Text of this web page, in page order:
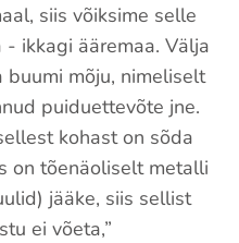
siis võiksime selle
ikkagi ääremaa. Välja
mõju, nimeliselt
puiduettevõte jne.
kohast on sõda
on tõenäoliselt metalli
jääke, siis sellist
ei võeta,”